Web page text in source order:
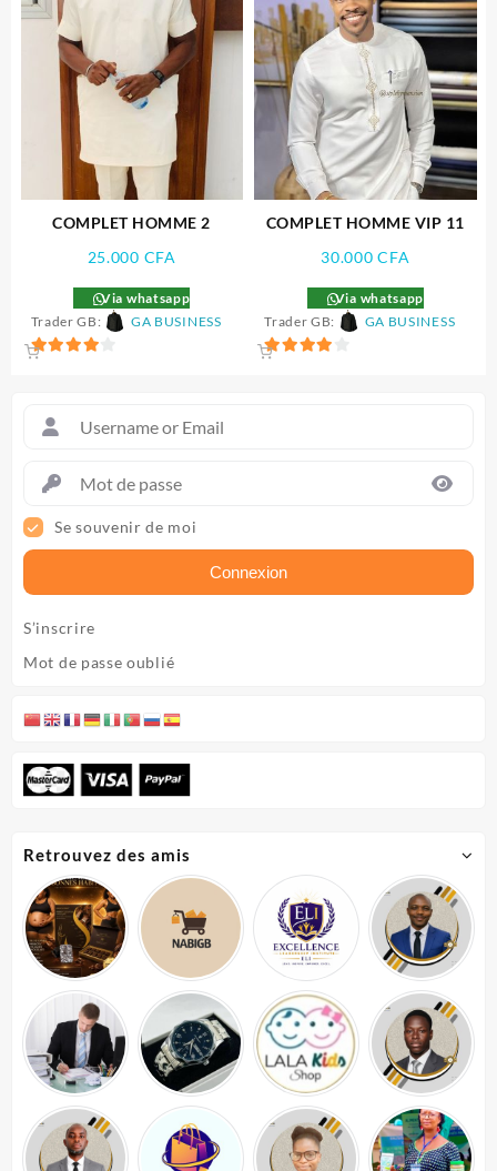
Se souvenir de moi
Connexion
S’inscrire
Mot de passe oublié
COMPLET HOMME 2
25.000 CFA
Via whatsapp
Trader GB:
GA BUSINESS
COMPLET HOMME VIP 11
30.000CFA
Via whatsapp
Trader GB:
GA BUSINESS
Retrouvez des amis